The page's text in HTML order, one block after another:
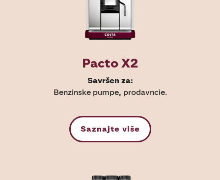
Pacto X2
Savršen za:
Benzinske pumpe, prodavncie.
Saznajte više